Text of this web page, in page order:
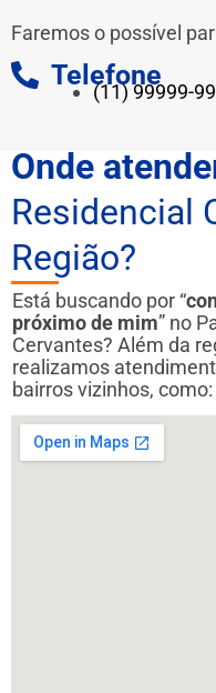
Faremos o possível
Telefone
(11) 99999-
Onde
Residencial
Região?
Está buscando por “
próximo de mim” no
Cervantes? Além da
realizamos
bairros vizinhos, como: